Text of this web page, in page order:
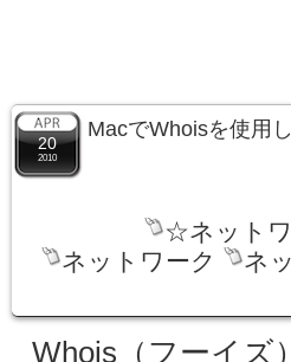
20
2010
MacでWhoisを使用
☆ネット
ネットワーク
ネ
Whois（フーイズ